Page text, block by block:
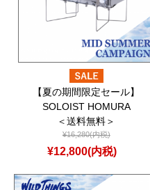
【夏の期間限定セール】
SOLOIST HOMURA
＜送料無料＞
¥16,280(内税)
¥12,800(内税)